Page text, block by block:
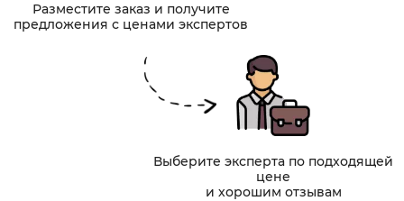
Разместите заказ и получите
предложения с ценами экспертов
Выберите эксперта по подходящей
цене
и хорошим отзывам